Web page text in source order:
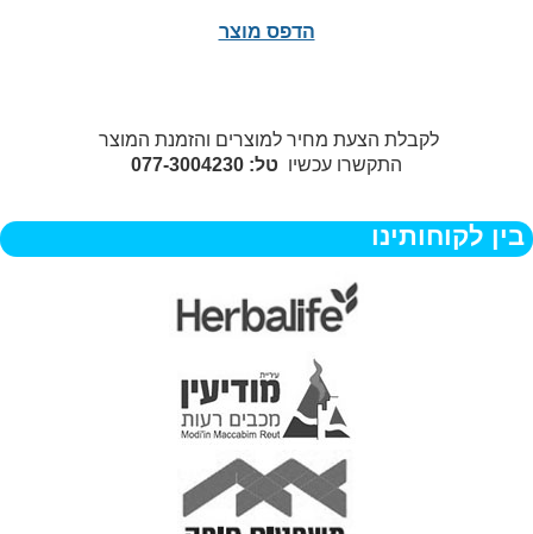
הדפס מוצר
לקבלת הצעת מחיר למוצרים והזמנת המוצר
התקשרו עכשיו טל: 077-3004230
בין לקוחותינו